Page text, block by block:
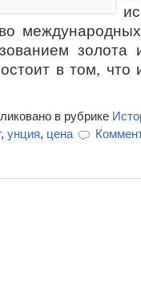
в том, что
в рубрике
, унция, цена